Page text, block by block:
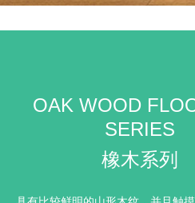
OAK WOOD
SERIES
橡木系列